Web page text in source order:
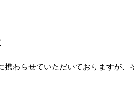
わらせていただいておりますが、